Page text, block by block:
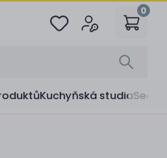
0
Kuchyňská studia